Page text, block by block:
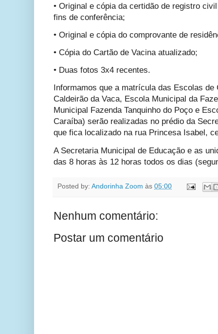
• Original e cópia da certidão de registro
fins de conferência;
• Original e cópia do comprovante de
• Cópia do Cartão de Vacina atualizado;
• Duas fotos 3x4 recentes.
Informamos que a matrícula das Escolas
Caldeirão da Vaca, Escola Municipal da
Municipal Fazenda Tanquinho do Poço e
Caraíba) serão realizadas no prédio da
que fica localizado na rua Princesa Isabel,
A Secretaria Municipal de Educação e as
das 8 horas às 12 horas todos os dias
Posted by: Andorinha Zoom às 05:00
Nenhum comentário:
Postar um comentário